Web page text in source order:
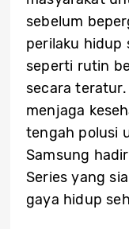
sebelum
perilaku hidup
seperti rutin
secara
menjaga
tengah polusi
Samsung
Series yang
gaya hidup